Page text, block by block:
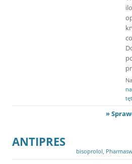
»
ANTIPRES
bisoprolol